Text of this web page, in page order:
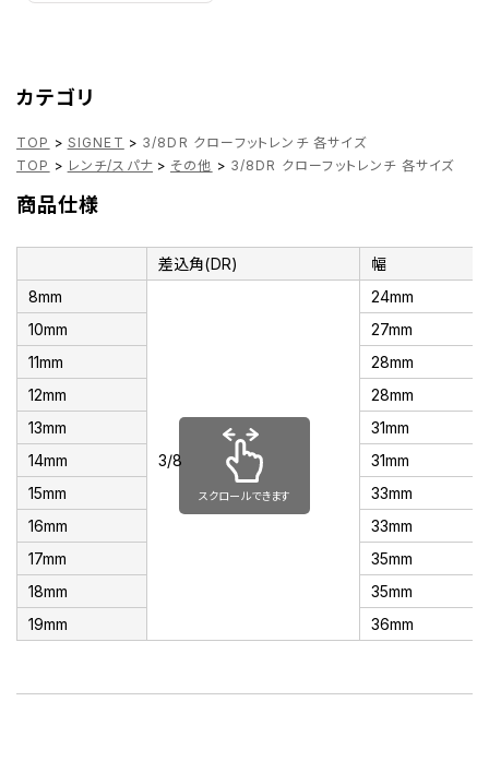
カテゴリ
TOP > SIGNET > 3/8DR クローフットレンチ 各サイズ
TOP > レンチ/スパナ > その他 > 3/8DR クローフットレンチ 各サイズ
商品仕様
差込角(DR)
幅
8mm
3/8
24mm
10mm
27mm
11mm
28mm
12mm
28mm
13mm
31mm
14mm
31mm
15mm
33mm
16mm
33mm
17mm
35mm
18mm
35mm
19mm
36mm
スクロールできます